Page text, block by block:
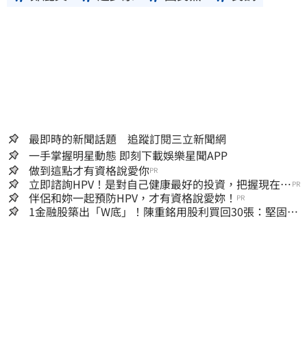
最即時的新聞話題 追蹤訂閱三立新聞網
一手掌握明星動態 即刻下載娛樂星聞APP
做到這點才有資格說愛你PR
立即諮詢HPV！是對自己健康最好的投資，把握現在不
嫌晚！
PR
伴侶和妳一起預防HPV，才有資格說愛妳！ PR
1金融股築出「W底」！陳重銘用股利買回30張：堅固穩